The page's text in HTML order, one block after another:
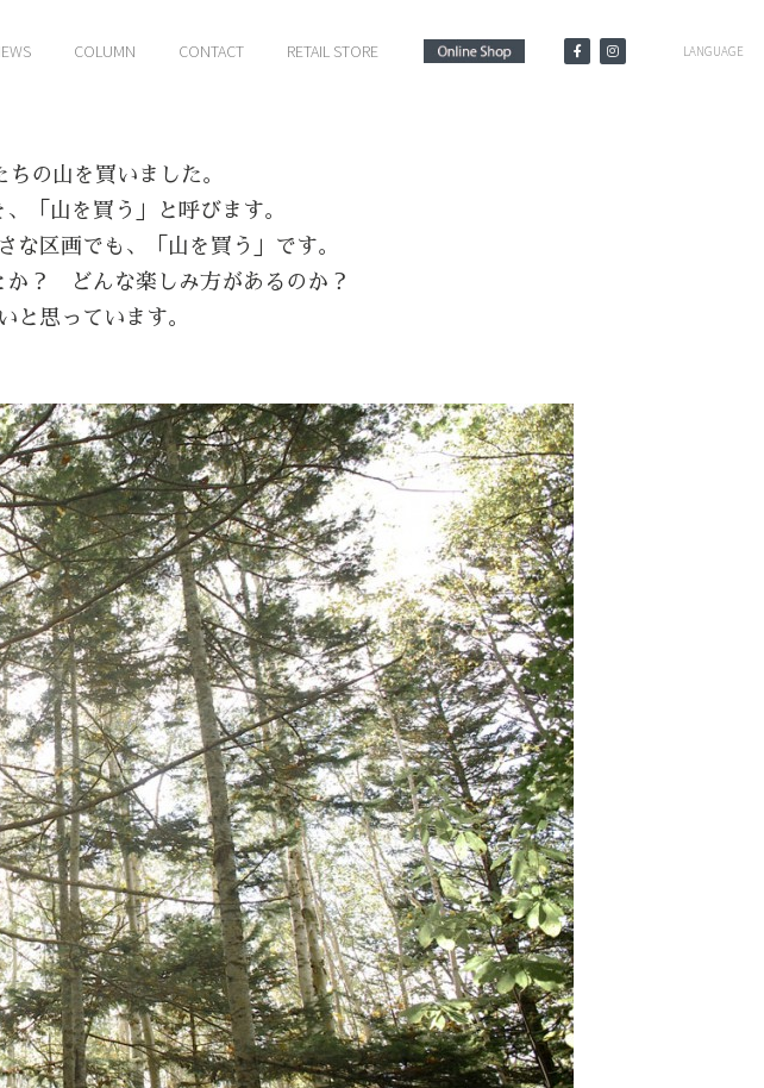
COLUMN CONTACT RETAIL STORE LANGUAGE
の山を買いました。
「山を買う」と呼びます。
な区画でも、「山を買う」です。
か？ どんな楽しみ方があるのか？
と思っています。